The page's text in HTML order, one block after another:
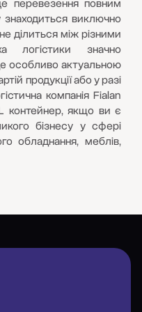
- від 0,1% до
перевезення повним
виключно
ділиться між різними
логістики значно
особливо актуальною
продукції або у разі
компанія Fialan
контейнер, якщо ви є
бізнесу у сфері
обладнання, меблів,
адже саме там
і компаній, з
бізнеси. Орендуючи
щодо цілісності